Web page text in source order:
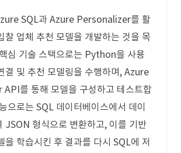
SQL과 Azure Personalizer를 활
찰 업체 추천 모델을 개발하는 것을 목
심 기술 스택으로는 Python을 사용
결 및 추천 모델링을 수행하며, Azure
를 통해 모델을 구성하고 테스트합
으로는 SQL 데이터베이스에서 데이
JSON 형식으로 변환하고, 이를 기반
을 학습시킨 후 결과를 다시 SQL에 저